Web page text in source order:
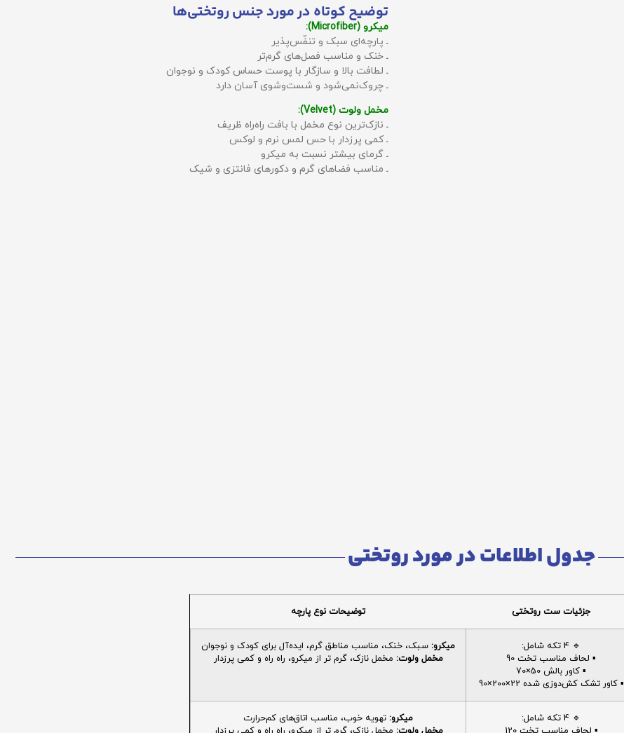
توضیح کوتاه در مورد جنس روتختی‌ها
میکرو (Microfiber):
ـ پارچه‌ای سبک و تنفّس‌پذیر
ـ خنک و مناسب فصل‌های گرم‌تر
ـ لطافت بالا و سازگار با پوست حساس کودک و نوجوان
ـ چروک‌نمی‌شود و شست‌وشوی آسان دارد
مخمل ولوت (Velvet):
ـ نازک‌ترین نوع مخمل با بافت راه‌راه ظریف
ـ کمی پرزدار با حس لمس نرم و لوکس
ـ گرمای بیشتر نسبت به میکرو
ـ مناسب فضاهای گرم و دکورهای فانتزی و شیک
جدول اطلاعات در مورد روتختی
جزئیات ست روتختی توضیحات نوع پارچه
🔹 4 تکه شامل:
▪️ لحاف مناسب تخت 90
▪️ کاور بالش 50×70
▪️ کاور تشک کش‌دوزی شده 22×200×90
میکرو: سبک، خنک، مناسب مناطق گرم، ایده‌آل برای کودک و نوجوان
مخمل ولوت: مخمل نازک، گرم تر از میکرو، راه راه و کمی پرزدار
🔹 4 تکه شامل:
میکرو: تهویه خوب، مناسب اتاق‌های کم‌حرارت